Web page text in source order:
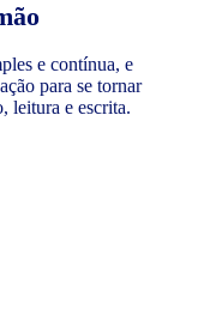
e contínua, e
para se tornar
leitura e escrita.